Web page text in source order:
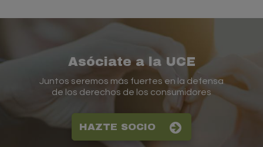
Asóciate a la UCE
Juntos seremos más fuertes en la defensa
de los derechos de los consumidores
HAZTE SOCIO